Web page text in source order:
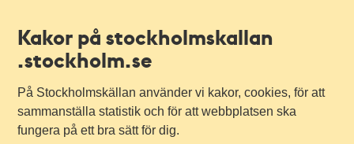
Kakor på stockholmskallan
.stockholm.se
På Stockholmskällan använder vi kakor, cookies, för att
sammanställa statistik och för att webbplatsen ska
fungera på ett bra sätt för dig.